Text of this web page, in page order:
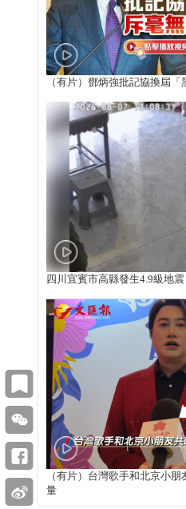
（有片）鄧炳強批記協換屆
四川宜賓市高縣發生4.9級地
（有片）台灣歌手和北京小
量